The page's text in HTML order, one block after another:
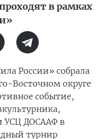
в рамках
России» собрала
Восточном округе
событие,
УСЦ ДОСААФ в
турнир